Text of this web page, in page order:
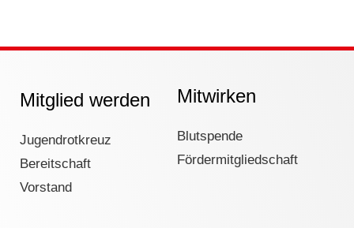
Mitglied werden
Jugendrotkreuz
Bereitschaft
Vorstand
Mitwirken
Blutspende
Fördermitgliedschaft